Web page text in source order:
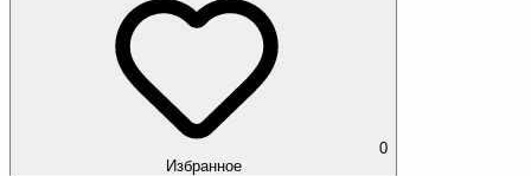
0
Избранное